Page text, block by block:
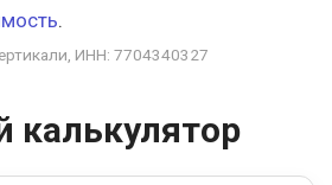
.
ИНН: 7704340327
калькулятор